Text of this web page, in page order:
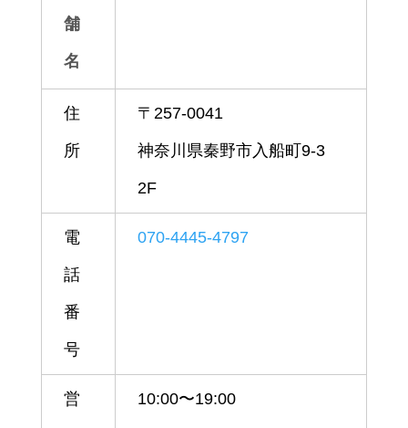
舗
名
住
所
〒257-0041
神奈川県秦野市入船町9-3
2F
電
話
番
号
070-4445-4797
営 10:00〜19:00